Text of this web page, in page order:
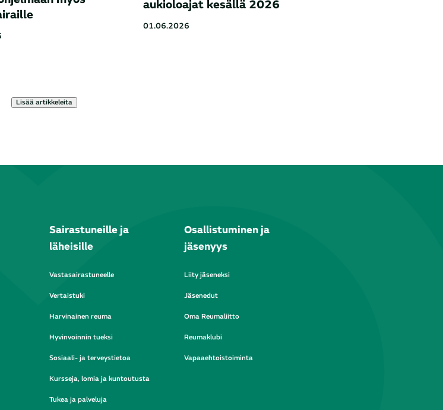
aukioloajat kesällä 2026
01.06.2026
Lisää artikkeleita
Sairastuneille ja
läheisille
Vastasairastuneelle
Vertaistuki
Harvinainen reuma
Hyvinvoinnin tueksi
Sosiaali- ja terveystietoa
Kursseja, lomia ja kuntoutusta
Tukea ja palveluja
Osallistuminen ja
jäsenyys
Liity jäseneksi
Jäsenedut
Oma Reumaliitto
Reumaklubi
Vapaaehtoistoiminta